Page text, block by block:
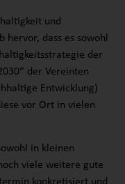
und
hervor, dass es sowohl
der
der Vereinten
Entwicklung)
vor Ort in vielen
in kleinen
viele weitere gute